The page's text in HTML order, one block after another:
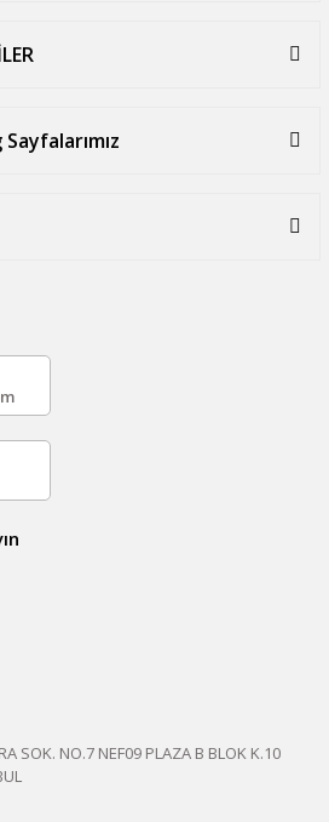
SOK. NO.7 NEF09 PLAZA B BLOK K.10